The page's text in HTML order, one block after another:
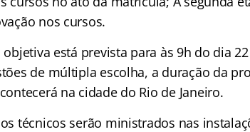
nos cursos.
objetiva está prevista para às 9h do dia
de múltipla escolha, a duração da
na cidade do Rio de Janeiro.
técnicos serão ministrados nas